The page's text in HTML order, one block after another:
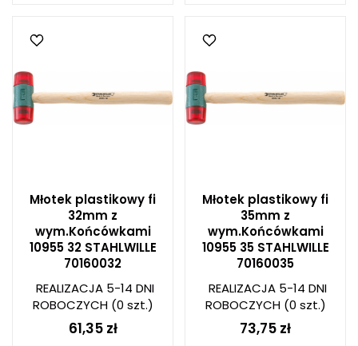
Młotek plastikowy fi
32mm z
wym.Końcówkami
10955 32 STAHLWILLE
70160032
REALIZACJA 5-14 DNI
ROBOCZYCH(0 szt.)
61,35 zł
Młotek plastikowy fi
35mm z
wym.Końcówkami
10955 35 STAHLWILLE
70160035
REALIZACJA 5-14 DNI
ROBOCZYCH(0 szt.)
73,75 zł